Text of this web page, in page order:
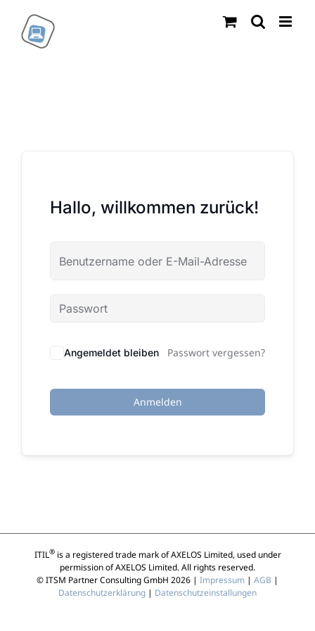
Inhalt
springen
Hallo, willkommen zurück!
Angemeldet bleiben Passwort vergessen?
Anmelden
ITIL®is a registered trade mark of AXELOS Limited, used under
permission of AXELOS Limited. All rights reserved.
© ITSM Partner Consulting GmbH 2026 | Impressum | AGB |
Datenschutzerklärung | Datenschutzeinstallungen